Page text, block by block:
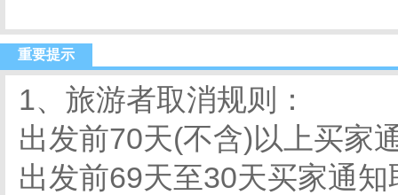
重要提示
1、旅游者取消规则：
出发前70天(不含)以上买家
出发前69天至30天买家通